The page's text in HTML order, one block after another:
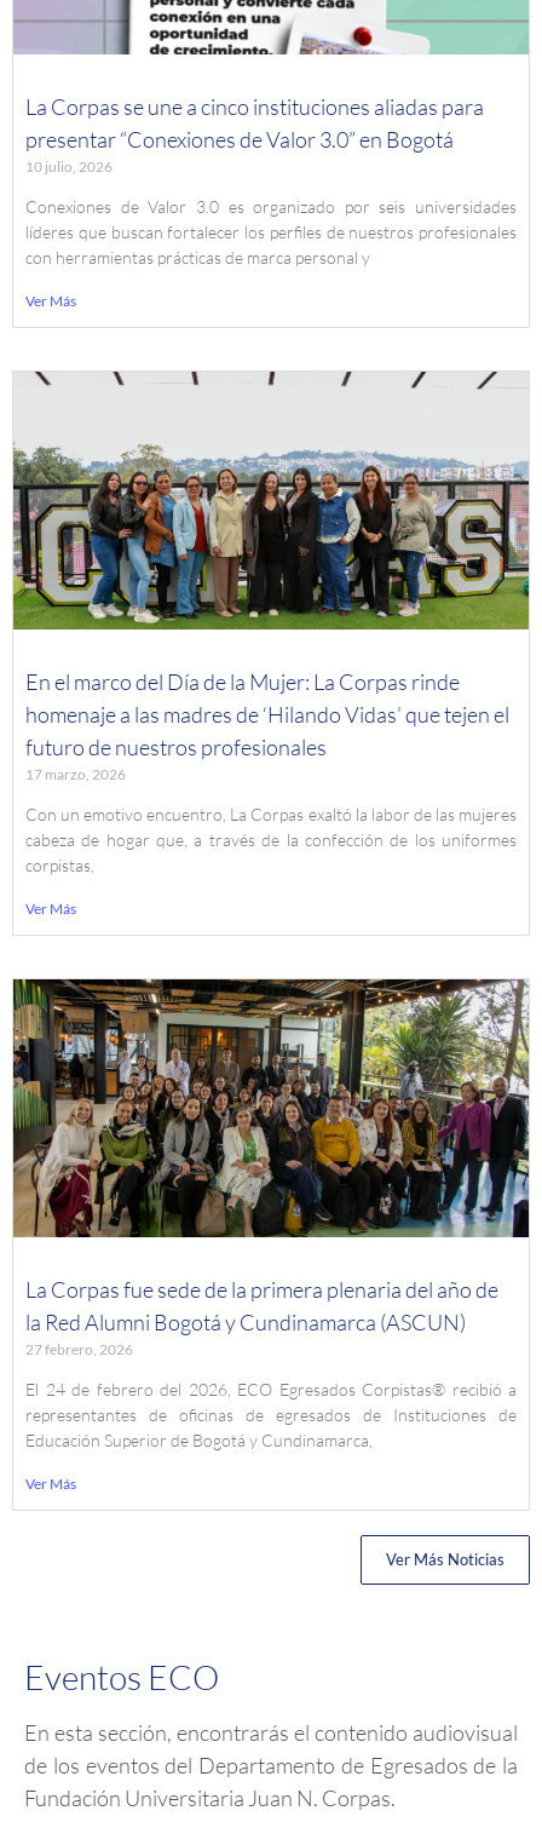
La Corpas se une a cinco instituciones aliadas para
presentar “Conexiones de Valor 3.0” en Bogotá
10 julio, 2026
Conexiones de Valor 3.0 es organizado por seis universidades
líderes que buscan fortalecer los perfiles de nuestros profesionales
con herramientas prácticas de marca personal y
Ver Más
En el marco del Día de la Mujer: La Corpas rinde
homenaje a las madres de ‘Hilando Vidas’ que tejen el
futuro de nuestros profesionales
17 marzo, 2026
Con un emotivo encuentro, La Corpas exaltó la labor de las mujeres
cabeza de hogar que, a través de la confección de los uniformes
corpistas,
Ver Más
La Corpas fue sede de la primera plenaria del año de
la Red Alumni Bogotá y Cundinamarca (ASCUN)
27 febrero, 2026
El 24 de febrero del 2026, ECO Egresados Corpistas® recibió a
representantes de oficinas de egresados de Instituciones de
Educación Superior de Bogotá y Cundinamarca,
Ver Más
Ver Más Noticias
Eventos ECO
En esta sección, encontrarás el contenido audiovisual
de los eventos del Departamento de Egresados de la
Fundación Universitaria Juan N. Corpas.